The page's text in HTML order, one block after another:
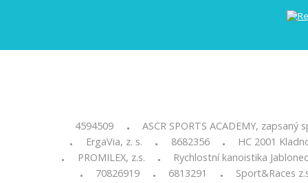
4594509 •
ASCR SPORTS ACADEMY, zapsaný
•
ErgaVia, z. s. • 8682356 •
HC 2001
•
PROMILEX, z.s. •
Rychlostní kanoistika
•
70826919 • 6813291 • Sport&Races